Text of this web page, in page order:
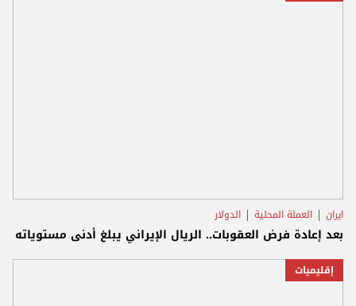
ايران العملة المحلية الدولار
بعد إعادة فرض العقوبات.. الريال الإيراني يبلغ أدنى مستوياته
إقليميات